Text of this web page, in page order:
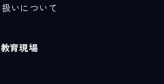
いについて
育現場